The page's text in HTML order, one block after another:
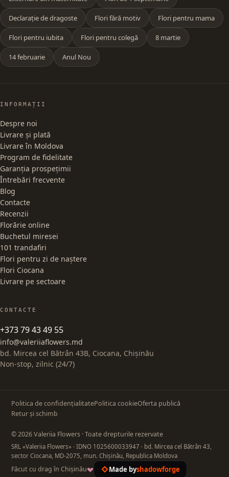
Declarație de dragoste Flori fără motiv Flori pentru mama
Flori pentru iubita Flori pentru colegă 8 martie
14 februarie Anul Nou
INFORMAȚII
Despre noi
Livrare și plată
Livrare în Moldova
Program de fidelitate
Garanția prospețimii
Întrebări frecvente
Blog
Contacte
Recenzii
Florărie online
Buchetul miresei
101 trandafiri
Flori pentru zi de naștere
Flori Ciocana
Livrare pe sectoare
CONTACTE
+373 79 43 49 55
info@valeriiaflowers.md
bd. Mircea cel Bătrân 43B, Ciocana, Chișinău
Non-stop, zilnic (24/7)
Politica de confidențialitatePolitica cookieOferta publică
Retur și schimb
© 2026 Valeriia Flowers · Toate drepturile rezervate
SRL «Valeriia Flowers» · IDNO 1025600033947 · bd. Mircea cel Bătrân 43,
sector Ciocana, MD-2075, mun. Chișinău, Republica Moldova
Făcut cu drag în Chișinău Made byshadowforge